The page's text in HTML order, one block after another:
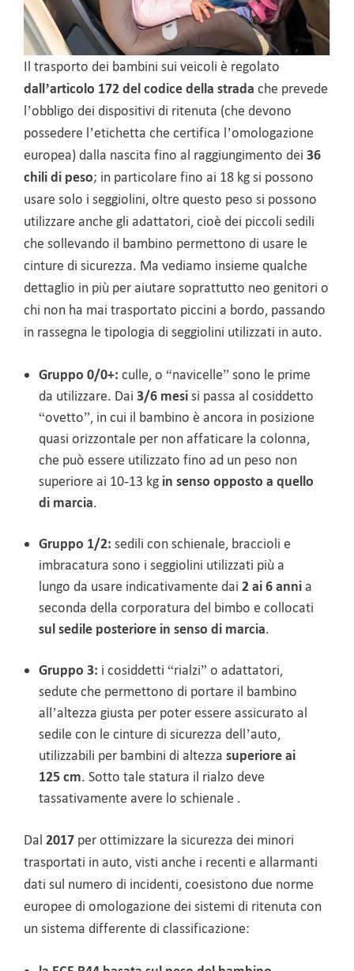
Il trasporto dei bambini sui veicoli è regolato
dall’articolo 172 del codice della strada che prevede
l’obbligo dei dispositivi di ritenuta (che devono
possedere l’etichetta che certifica l’omologazione
europea) dalla nascita fino al raggiungimento dei 36
chili di peso; in particolare fino ai 18 kg si possono
usare solo i seggiolini, oltre questo peso si possono
utilizzare anche gli adattatori, cioè dei piccoli sedili
che sollevando il bambino permettono di usare le
cinture di sicurezza. Ma vediamo insieme qualche
dettaglio in più per aiutare soprattutto neo genitori o
chi non ha mai trasportato piccini a bordo, passando
in rassegna le tipologia di seggiolini utilizzati in auto.
Gruppo 0/0+: culle, o “navicelle” sono le prime
da utilizzare. Dai 3/6 mesisi passa al cosiddetto
“ovetto”, in cui il bambino è ancora in posizione
quasi orizzontale per non affaticare la colonna,
che può essere utilizzato fino ad un peso non
superiore ai 10-13 kg in senso opposto a quello
di marcia.
Gruppo 1/2: sedili con schienale, braccioli e
imbracatura sono i seggiolini utilizzati più a
lungo da usare indicativamente dai 2 ai 6annia
seconda della corporatura del bimbo e collocati
sul sedile posteriore in senso di marcia.
Gruppo 3: i cosiddetti “rialzi” o adattatori,
sedute che permettono di portare il bambino
all’altezza giusta per poter essere assicurato al
sedile con le cinture di sicurezza dell’auto,
utilizzabili per bambini di altezza superiore ai
125 cm. Sotto tale statura il rialzo deve
tassativamente avere lo schienale .
Dal 2017 perottimizzare la sicurezza dei minori
trasportati in auto, visti anche i recenti e allarmanti
dati sul numero di incidenti,coesistono due norme
europee di omologazione dei sistemi di ritenuta con
un sistema differente di classificazione: